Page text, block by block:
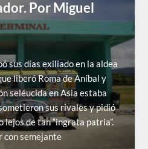
Por Miguel
sus días exiliado en la aldea
liberó Roma de Aníbal y
seléucida en Asia estaba
sus rivales y pidió
lejos de tan “ingrata patria”.
con semejante